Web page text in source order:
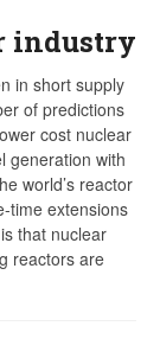
industry
in short supply
of predictions
cost nuclear
generation with
world’s reactor
time extensions
that nuclear
reactors are